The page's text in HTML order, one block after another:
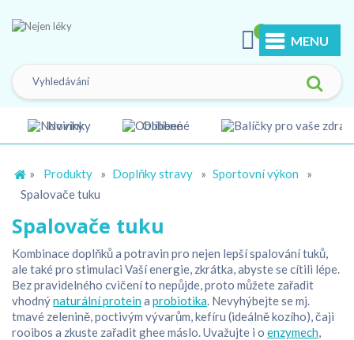
Novinky Oblíbené
MENU
» Produkty » Doplňky stravy » Sportovní výkon
»
Spalovače tuku
Spalovače tuku
Kombinace doplňků a potravin pro nejen lepší spalování tuků,
ale také pro stimulaci Vaší energie, zkrátka, abyste se cítili lépe.
Bez pravidelného cvičení to nepůjde, proto můžete zařadit
vhodnýnaturální proteina probiotika. Nevyhýbejte se mj.
tmavé zelenině, poctivým vývarům, kefíru (ideálně kozího), čaji
rooibos a zkuste zařadit ghee máslo. Uvažujte i o enzymech,